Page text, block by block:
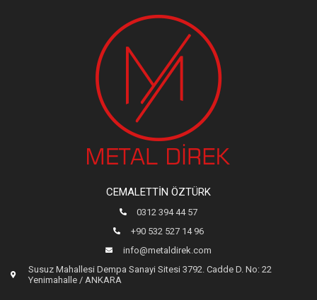
CEMALETTIN ÖZTÜRK
0312 394 44 57
+90 532 527 14 96
info@metaldirek.com
Susuz Mahallesi Dempa Sanayi Sitesi 3792. Cadde D. No: 22
Yenimahalle / ANKARA